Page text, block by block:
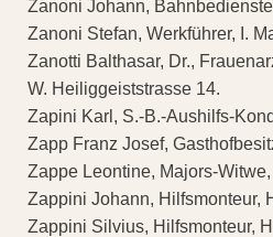
Zanoni Johann,
Zanoni Stefan, Werkführer, I.
Zanotti Balthasar, Dr.,
W. Heiliggeiststrasse 14.
Zapini Karl, S.-B.-Aushilfs-
Zapp Franz Josef,
Zappe Leontine, Majors-
Zappini Johann, Hilfsmonteur,
Zappini Silvius, Hilfsmonteur,